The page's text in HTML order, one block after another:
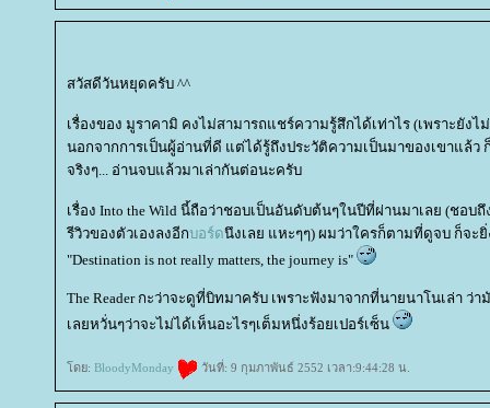
สวัสดีวันหยุดครับ ^^
เรื่องของ มูราคามิ คงไม่สามารถแชร์ความรู้สึกได้เท่าไร (เพราะยังไ
นอกจากการเป็นผู้อ่านที่ดี แต่ได้รู้ถึงประวัติความเป็นมาของเขาแล้ว
จริงๆ... อ่านจบแล้วมาเล่ากันต่อนะครับ
เรื่อง Into the Wild นี้ถือว่าชอบเป็นอันดับต้นๆในปีที่ผ่านมาเลย (ชอบ
รีวิวของตัวเองลงอีกบอร์ดนึงเลย แหะๆๆ) ผมว่าใครก็ตามที่ดูจบ ก็จะ
"Destination is not really matters, the journey is"
The Reader กะว่าจะดูที่บิทมาครับ เพราะฟังมาจากที่นายนาโนเล่า
เลยหวั่นๆว่าจะไม่ได้เห็นอะไรๆเต็มหนึ่งร้อยเปอร์เซ็น
ดย: BloodyMonday วันที่: 9 กุมภาพันธ์ 2552 เวลา:9:44:28 น.